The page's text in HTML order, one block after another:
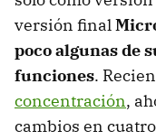
versión final
poco algunas de
funciones.
concentración,
cambios en